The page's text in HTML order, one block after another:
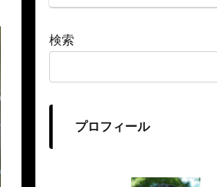
種の内部リンク設
検索
プロフィール